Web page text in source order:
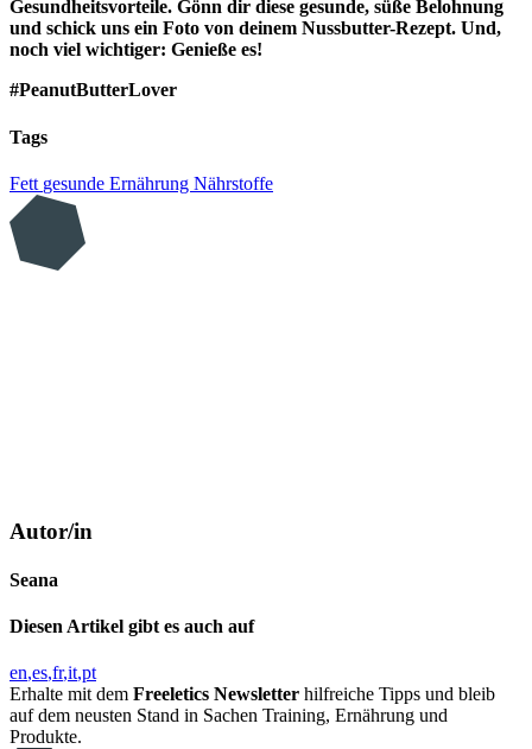
Gesundheitsvorteile. Gönn dir diese gesunde, süße Belohnung
und schick uns ein Foto von deinem Nussbutter-Rezept. Und,
noch viel wichtiger: Genieße es!
#PeanutButterLover
Tags
Fett gesunde Ernährung Nährstoffe
Autor/in
Seana
Diesen Artikel gibt es auch auf
en es fr it pt
Erhalte mit dem Freeletics Newsletter hilfreiche Tipps und bleib
auf dem neusten Stand in Sachen Training, Ernährung und
Produkte.